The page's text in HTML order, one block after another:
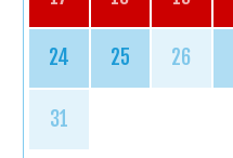
24 25 26
31